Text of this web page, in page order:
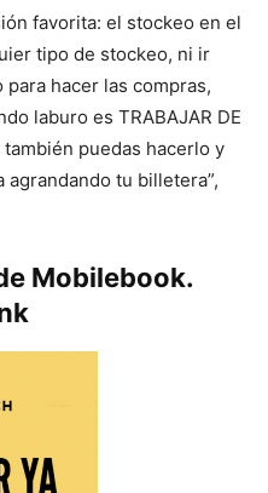
favorita: el stockeo en el
tipo de stockeo, ni ir
hacer las compras,
laburo es TRABAJAR DE
también puedas hacerlo y
tu billetera”,
Mobilebook.